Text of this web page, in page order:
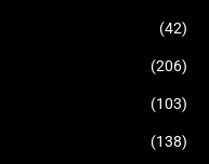
(42)
(206)
(103)
(138)